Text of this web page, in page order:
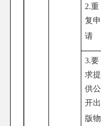
2.重
复申
请
3.要
求提
供公
开出
版物